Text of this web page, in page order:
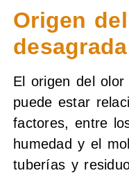
Origen
El origen del
puede estar
factores, entre
humedad y el
tuberías y